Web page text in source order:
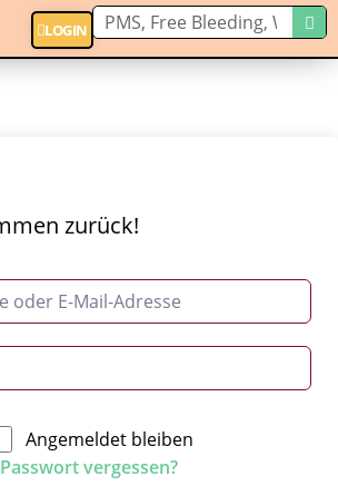
LOGIN
zurück!
Angemeldet bleiben
Passwort vergessen?